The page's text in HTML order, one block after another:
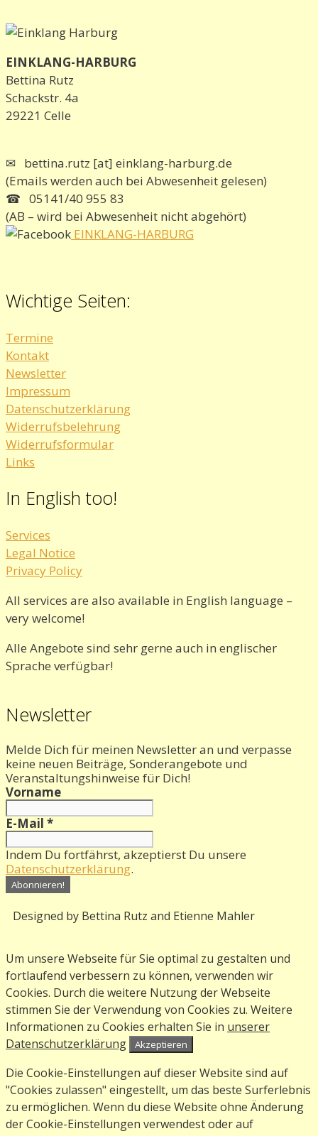
EINKLANG-HARBURG
Bettina Rutz
Schackstr. 4a
29221 Celle
✉ bettina.rutz [at] einklang-harburg.de
(Emails werden auch bei Abwesenheit gelesen)
☎ 05141/40 955 83
(AB – wird bei Abwesenheit nicht abgehört)
EINKLANG-HARBURG
Wichtige Seiten:
Termine
Kontakt
Newsletter
Impressum
Datenschutzerklärung
Widerrufsbelehrung
Widerrufsformular
Links
In English too!
Services
Legal Notice
Privacy Policy
All services are also available in English language –
very welcome!
Alle Angebote sind sehr gerne auch in englischer
Sprache verfügbar!
Newsletter
Melde Dich für meinen Newsletter an und verpasse
keine neuen Beiträge, Sonderangebote und
Veranstaltungshinweise für Dich!
Vorname
E-Mail *
Indem Du fortfährst, akzeptierst Du unsere
Datenschutzerklärung.
Designed by Bettina Rutz and Etienne Mahler
Um unsere Webseite für Sie optimal zu gestalten und
fortlaufend verbessern zu können, verwenden wir
Cookies. Durch die weitere Nutzung der Webseite
stimmen Sie der Verwendung von Cookies zu. Weitere
Informationen zu Cookies erhalten Sie in unserer
Datenschutzerklärung
Akzeptieren
Die Cookie-Einstellungen auf dieser Website sind auf
"Cookies zulassen" eingestellt, um das beste Surferlebnis
zu ermöglichen. Wenn du diese Website ohne Änderung
der Cookie-Einstellungen verwendest oder auf